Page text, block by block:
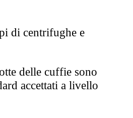
di centrifughe e
delle cuffie sono
accettati a livello